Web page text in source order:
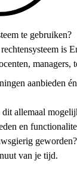
te gebruiken?
is
managers,
aanbieden
allemaal
en
van je tijd.